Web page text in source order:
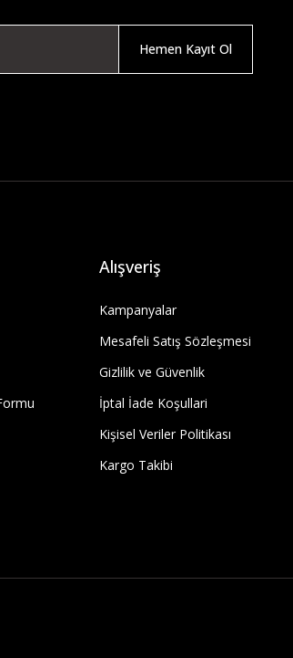
Hemen Kayıt Ol
Alışveriş
Kampanyalar
Mesafeli Satış Sözleşmesi
Gizlilik ve Güvenlik
İptal İade Koşullari
Kişisel Veriler Politikası
Kargo Takibi